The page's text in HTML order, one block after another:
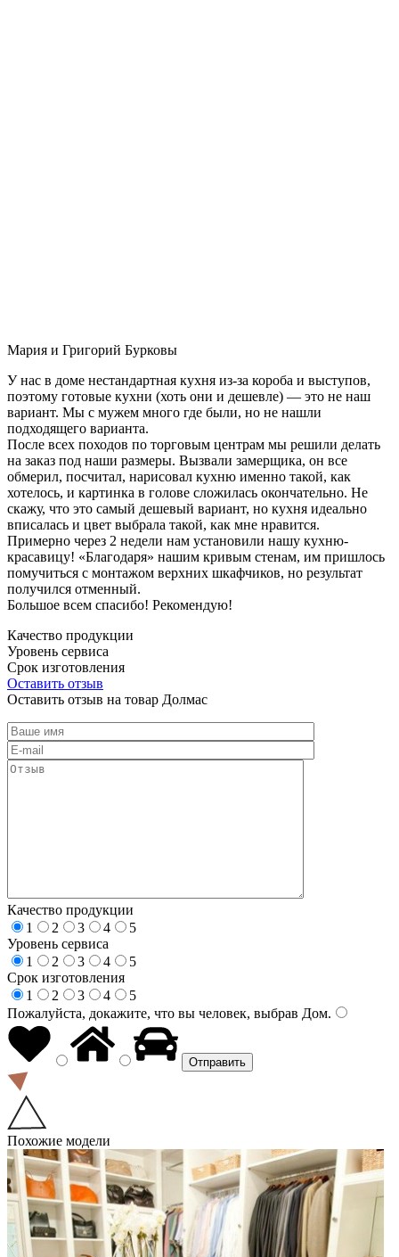
Мария и Григорий Бурковы
У нас в доме нестандартная кухня из-за короба и выступов,
поэтому готовые кухни (хоть они и дешевле) — это не наш
вариант. Мы с мужем много где были, но не нашли
подходящего варианта.
После всех походов по торговым центрам мы решили делать
на заказ под наши размеры. Вызвали замерщика, он все
обмерил, посчитал, нарисовал кухню именно такой, как
хотелось, и картинка в голове сложилась окончательно. Не
скажу, что это самый дешевый вариант, но кухня идеально
вписалась и цвет выбрала такой, как мне нравится.
Примерно через 2 недели нам установили нашу кухню-
красавицу! «Благодаря» нашим кривым стенам, им пришлось
помучиться с монтажом верхних шкафчиков, но результат
получился отменный.
Большое всем спасибо! Рекомендую!
Качество продукции
Уровень сервиса
Срок изготовления
Оставить отзыв
Оставить отзыв на товар Долмас
Качество продукции
1
2 3 4
5
Уровень сервиса
1
2 3 4
5
Срок изготовления
1
2 3 4
5
Пожалуйста, докажите, что вы человек, выбрав Дом.
Похожие модели